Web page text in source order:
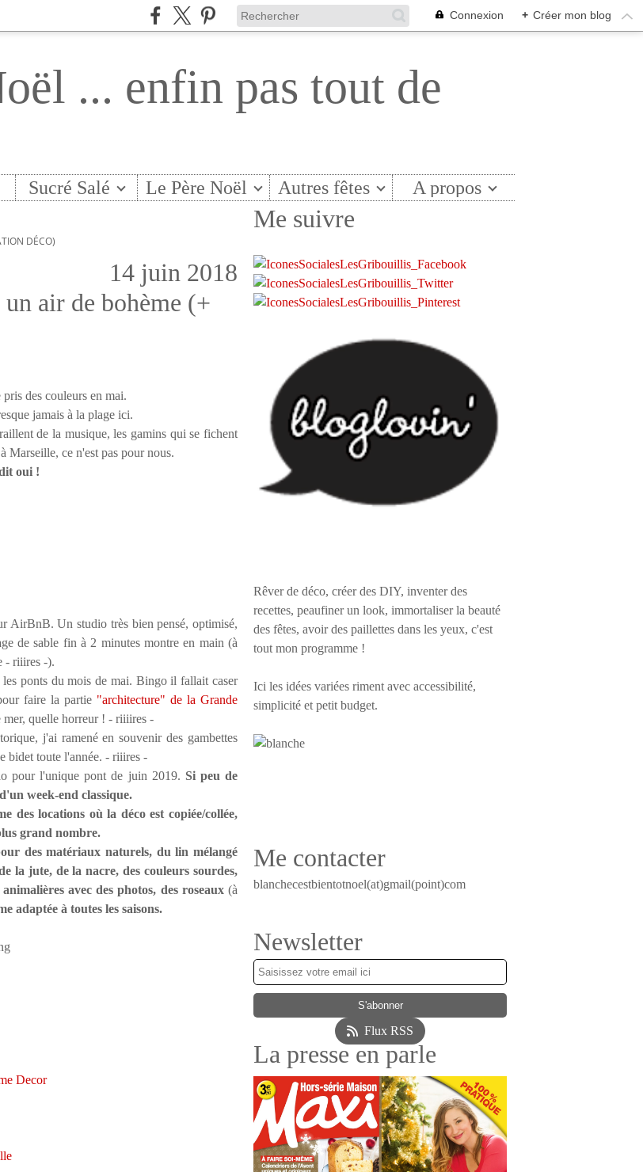
Connexion + Créer mon blog
... enfin pas tout de
Sucré Salé Le Père Noël Autres fêtes A propos
DÉCO)
14 juin 2018
air de bohème (+
des couleurs en mai.
jamais à la plage ici.
de la musique, les gamins qui se fichent
Marseille, ce n'est pas pour nous.
oui !
AirBnB. Un studio très bien pensé, optimisé,
de sable fin à 2 minutes montre en main (à
- riiires -).
ponts du mois de mai. Bingo il fallait caser
faire la partie "architecture" de la Grande
quelle horreur ! - riiiires -
j'ai ramené en souvenir des gambettes
bidet toute l'année. - riiires -
pour l'unique pont de juin 2019. Si peu de
week-end classique.
des locations où la déco est copiée/collée,
grand nombre.
des matériaux naturels, du lin mélangé
la jute, de la nacre, des couleurs sourdes,
avec des photos, des roseaux (à
adaptée à toutes les saisons.
Decor
Me suivre
Rêver de déco, créer des DIY, inventer des
recettes, peaufiner un look, immortaliser la beauté
des fêtes, avoir des paillettes dans les yeux, c'est
tout mon programme !
Ici les idées variées riment avec accessibilité,
simplicité et petit budget.
Me contacter
blanchecestbientotnoel(at)gmail(point)com
Newsletter
Flux RSS
La presse en parle